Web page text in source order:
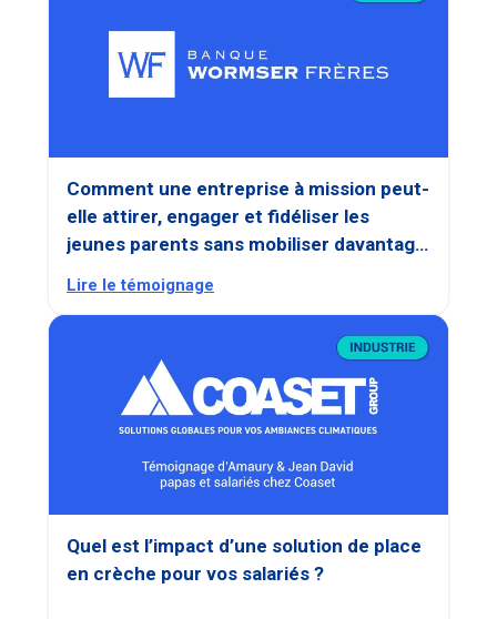
Comment une entreprise à mission peut-
elle attirer, engager et fidéliser les
jeunes parents sans mobiliser davantage
Lire le témoignage
Quel est l’impact d’une solution de place
en crèche pour vos salariés ?